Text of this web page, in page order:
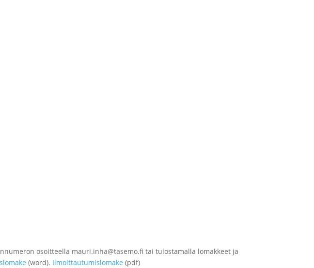
osoitteella mauri.inha@tasemo.fi tai tulostamalla lomakkeet ja
(word). Ilmoittautumislomake (pdf)